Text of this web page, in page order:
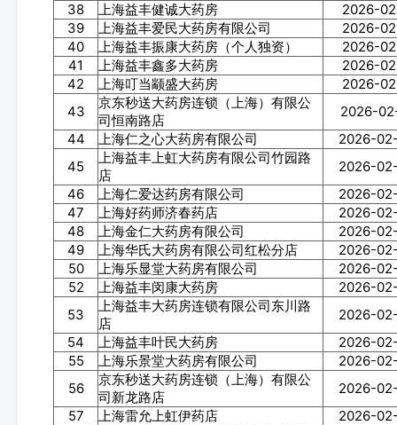
38
上海益丰健诚大药房
2026-
39
上海益丰爱民大药房有限公司
2026-
40
上海益丰振康大药房（个人独资）
2026-
41
上海益丰鑫多大药房
2026-
42
上海叮当颛盛大药房
2026-
43
京东秒送大药房连锁（上海）有限公
司恒南路店
2026-
44
上海仁之心大药房有限公司
2026-
45
上海益丰上虹大药房有限公司竹园路
店
2026-
46
上海仁爱达药房有限公司
2026-
47
上海好药师济春药店
2026-
48
上海金仁大药房有限公司
2026-
49
上海华氏大药房有限公司红松分店
2026-
50
上海乐显堂大药房有限公司
2026-
52
上海益丰闵康大药房
2026-
53
上海益丰大药房连锁有限公司东川路
店
2026-
54
上海益丰叶民大药房
2026-
55
上海乐景堂大药房有限公司
2026-
56
京东秒送大药房连锁（上海）有限公
司新龙路店
2026-
57
上海雷允上虹伊药店
2026-